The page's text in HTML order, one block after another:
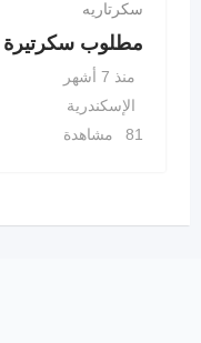
سكرتاريه
مطلوب سكرتيرة
منذ 7 أشهر
الإسكندرية
81 مشاهدة